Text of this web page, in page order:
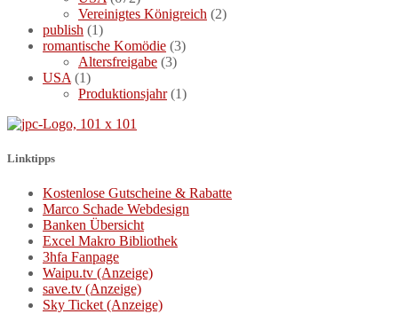
Vereinigtes Königreich (2)
publish (1)
romantische Komödie (3)
Altersfreigabe (3)
USA (1)
Produktionsjahr(1)
Linktipps
Kostenlose Gutscheine & Rabatte
Marco Schade Webdesign
Banken Übersicht
Excel Makro Bibliothek
3hfa Fanpage
Waipu.tv (Anzeige)
save.tv (Anzeige)
Sky Ticket (Anzeige)